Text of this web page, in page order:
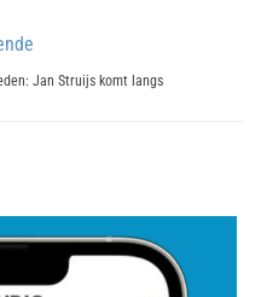
Jan Struijs komt langs